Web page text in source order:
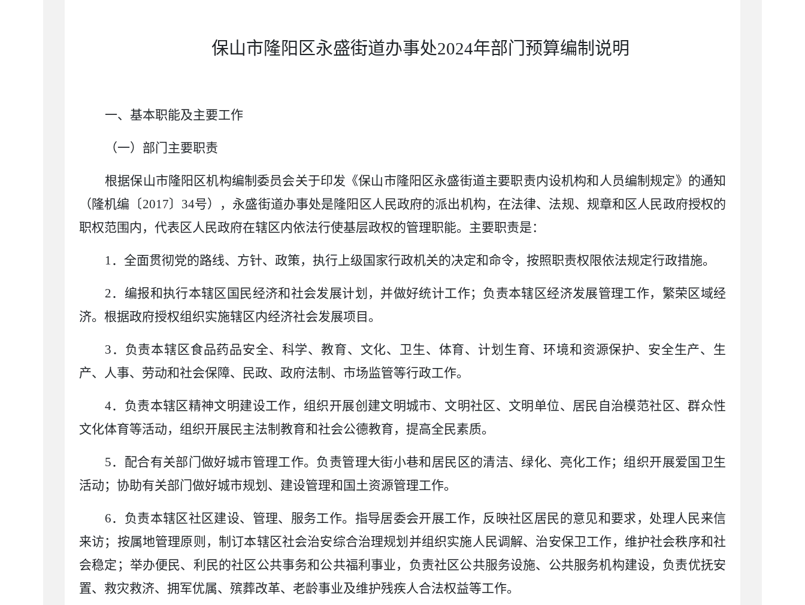
保山市隆阳区永盛街道办事处2024年部门预算编制说明
一、基本职能及主要工作
（一）部门主要职责
根据保山市隆阳区机构编制委员会关于印发《保山市隆阳区永盛街道主要职责内设机构和人员编制规定》的通知
（隆机编〔2017〕 34号），永盛街道办事处是隆阳区人民政府的派出机构，在法律、法规、规章和区人民政府授权的
职权范围内，代表区人民政府在辖区内依法行使基层政权的管理职能。主要职责是：
1．全面贯彻党的路线、方针、政策，执行上级国家行政机关的决定和命令，按照职责权限依法规定行政措施。
2．编报和执行本辖区国民经济和社会发展计划，并做好统计工作；负责本辖区经济发展管理工作，繁荣区域经
济。根据政府授权组织实施辖区内经济社会发展项目。
3 ．负责本辖区食品药品安全、科学、教育、文化、卫生、体育、计划生育、环境和资源保护、安全生产、生
产、人事、劳动和社会保障、民政、政府法制、市场监管等行政工作。
4．负责本辖区精神文明建设工作，组织开展创建文明城市、文明社区、文明单位、居民自治模范社区、群众性
文化体育等活动，组织开展民主法制教育和社会公德教育，提高全民素质。
5．配合有关部门做好城市管理工作。负责管理大街小巷和居民区的清洁、绿化、亮化工作；组织开展爱国卫生
活动；协助有关部门做好城市规划、建设管理和国土资源管理工作。
6．负责本辖区社区建设、管理、服务工作。指导居委会开展工作，反映社区居民的意见和要求，处理人民来信
来访；按属地管理原则，制订本辖区社会治安综合治理规划并组织实施人民调解、治安保卫工作，维护社会秩序和社
会稳定；举办便民、利民的社区公共事务和公共福利事业，负责社区公共服务设施、公共服务机构建设，负责优抚安
置、救灾救济、拥军优属、殡葬改革、老龄事业及维护残疾人合法权益等工作。